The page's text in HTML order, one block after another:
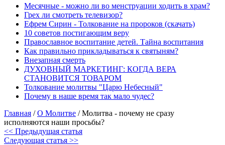
Месячные - можно ли во менструации ходить в храм?
Грех ли смотреть телевизор?
Ефрем Сирин - Толкование на пророков (скачать)
10 советов постигающим веру
Православное воспитание детей. Тайна воспитания
Как правильно прикладываться к святыням?
Внезапная смерть
ДУХОВНЫЙ МАРКЕТИНГ: КОГДА ВЕРА
СТАНОВИТСЯ ТОВАРОМ
Толкование молитвы "Царю Небесный"
Почему в наше время так мало чудес?
Главная /О Молитве /Молитва - почему не сразу
исполняются наши просьбы?
<< Предыдущая статья
Следующая статья >>